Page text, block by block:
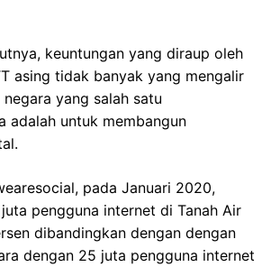
keuntungan yang diraup oleh
asing tidak banyak yang mengalir
yang salah satu
adalah untuk membangun
pada Januari 2020,
pengguna internet di Tanah Air
dibandingkan dengan dengan
dengan 25 juta pengguna internet